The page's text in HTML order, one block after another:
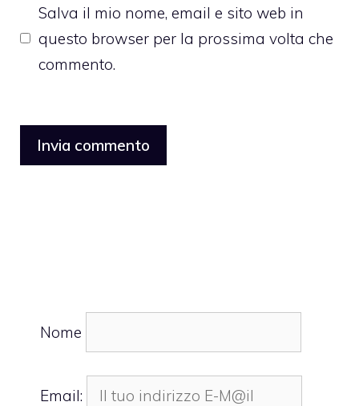
Salva il mio nome, email e sito web in
questo browser per la prossima volta che
commento.
Nome
Email: